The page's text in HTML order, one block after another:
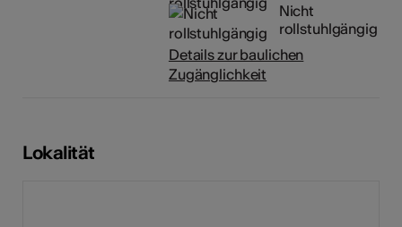
Nicht
rollstuhlgängig
Details zur baulichen
Zugänglichkeit
Lokalität